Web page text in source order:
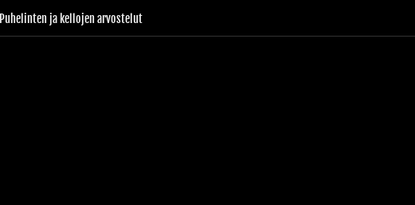
Puhelinten ja kellojen arvostelut